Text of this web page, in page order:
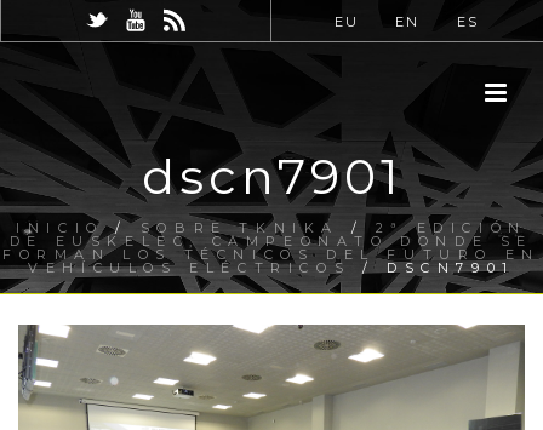
EU EN ES
dscn7901
INICIO/ SOBRE TKNIKA / 2ª EDICIÓN
DE EUSKELEC, CAMPEONATO DONDE SE
FORMAN LOS TÉCNICOS DEL FUTURO EN
VEHÍCULOS ELÉCTRICOS / DSCN7901